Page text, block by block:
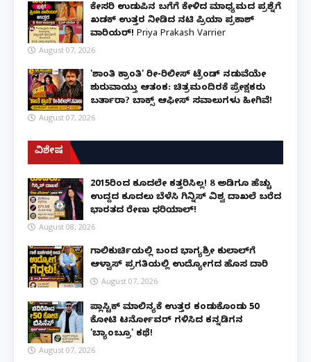
ಕೇಸರಿ ಉಡುಪಿನ ಬಗೆಗೆ ಕೇಳಿದ ಮಾಧ್ಯಮದ ಪ್ರಶ್ನೆಗೆ
ಖಡಕ್ ಉತ್ತರ ನೀಡಿದ ನಟಿ ಪ್ರಿಯಾ ಪ್ರಕಾಶ್
ವಾರಿಯರ್! Priya Prakash Varrier
August 07, 2026
'ಶಾಂತಿ ಕ್ರಾಂತಿ' ರೀ-ರಿಲೀಸ್ ಟ್ರೆಂಡ್ ನಡುವೆಯೇ
ಶುರುವಾಯ್ತು ಆತಂಕ: ಚಿತ್ರಮಂದಿರಕ್ಕೆ ಪ್ರೇಕ್ಷಕರು
ಬರ್ತಾರಾ? ಬಾಕ್ಸ್ ಆಫೀಸ್ ಸವಾಲುಗಳು ಹೀಗಿವೆ!
August 07, 2026
ವಿಶೇಷ
2015ರಿಂದ ಕೂದಲೇ ಕತ್ತರಿಸಿಲ್ಲ! 8 ಅಡಿಗೂ ಹೆಚ್ಚು
ಉದ್ದದ ಕೂದಲು ಬೆಳೆಸಿ ಗಿನ್ನಿಸ್ ವಿಶ್ವ ದಾಖಲೆ ಬರೆದ
ಭಾರತದ ರೇಣು ಧರಿಯಾಲ್!
August 08, 2026
ಗಾಲಿಕುರ್ಚಿಯಲ್ಲಿ ಬಂದ ಭಾಗ್ಯಶ್ರೀ ಕುಲಾಲ್‌ಗೆ
ಆಳ್ವಾಸ್ ಪ್ರಗತಿಯಲ್ಲಿ ಉದ್ಯೋಗದ ಹೊಸ ದಾರಿ
August 07, 2026
ಪ್ಲಾಸ್ಟಿಕ್ ಮಾಲಿನ್ಯಕ್ಕೆ ಉತ್ತರ ಕಂಡುಕೊಂಡು ₹50
ಕೋಟಿ ಟರ್ನೋವರ್ ಗಳಿಸಿದ ಕನ್ನಡಿಗನ
'ಬ್ಯಾಂಬ್ರೂ' ಕಥೆ!
August 07, 2026